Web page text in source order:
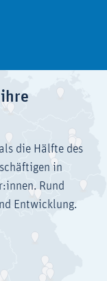
die Hälfte des
in
Rund
Entwicklung.